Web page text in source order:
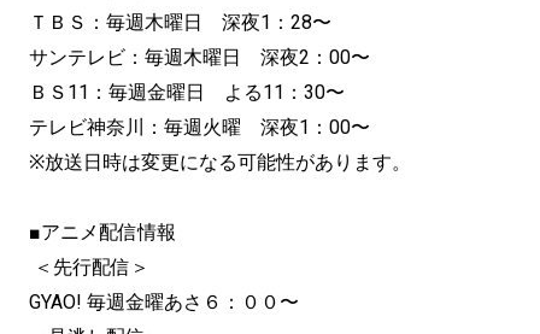
ＴＢＳ：毎週木曜日 深夜1：28〜
サンテレビ：毎週木曜日 深夜2：00〜
ＢＳ11：毎週金曜日 よる11：30〜
テレビ神奈川：毎週火曜 深夜1：00〜
※放送日時は変更になる可能性があります。
■アニメ配信情報
＜先行配信＞
GYAO! 毎週金曜あさ６：００〜